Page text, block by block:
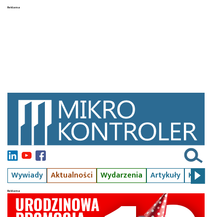
Wywiady Aktualności Wydarzenia Artykuły Kursy